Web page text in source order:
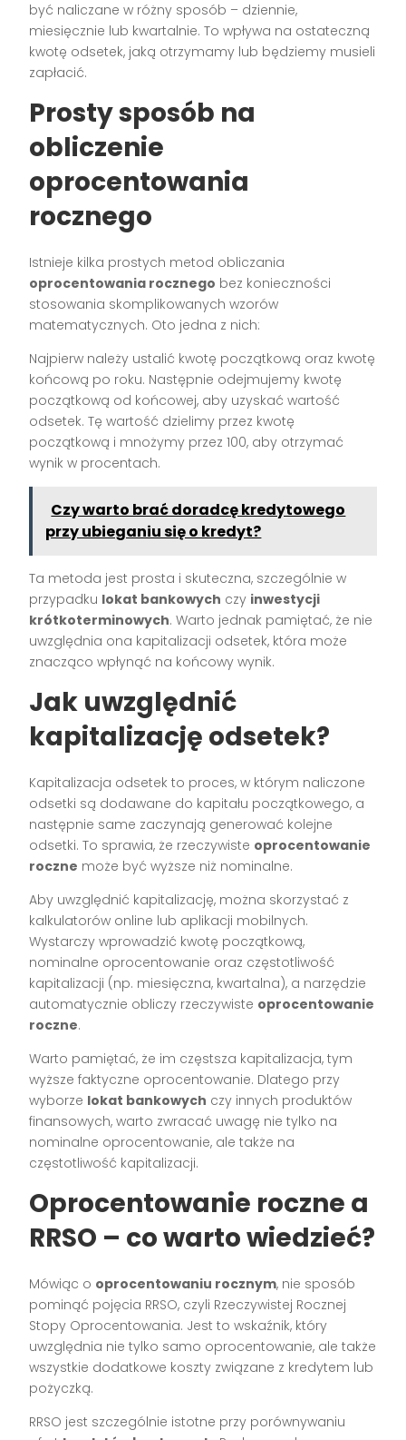
być naliczane w różny sposób – dziennie,
miesięcznie lub kwartalnie. To wpływa na ostateczną
kwotę odsetek, jaką otrzymamy lub będziemy musieli
zapłacić.
Prosty sposób na
obliczenie
oprocentowania
rocznego
Istnieje kilka prostych metod obliczania
oprocentowania rocznego bez konieczności
stosowania skomplikowanych wzorów
matematycznych. Oto jedna z nich:
Najpierw należy ustalić kwotę początkową oraz kwotę
końcową po roku. Następnie odejmujemy kwotę
początkową od końcowej, aby uzyskać wartość
odsetek. Tę wartość dzielimy przez kwotę
początkową i mnożymy przez 100, aby otrzymać
wynik w procentach.
Czy warto brać doradcę kredytowego
przy ubieganiu się o kredyt?
Ta metoda jest prosta i skuteczna, szczególnie w
przypadku lokat bankowych czy inwestycji
krótkoterminowych. Warto jednak pamiętać, że nie
uwzględnia ona kapitalizacji odsetek, która może
znacząco wpłynąć na końcowy wynik.
Jak uwzględnić
kapitalizację odsetek?
Kapitalizacja odsetek to proces, w którym naliczone
odsetki są dodawane do kapitału początkowego, a
następnie same zaczynają generować kolejne
odsetki. To sprawia, że rzeczywiste oprocentowanie
roczne może być wyższe niż nominalne.
Aby uwzględnić kapitalizację, można skorzystać z
kalkulatorów online lub aplikacji mobilnych.
Wystarczy wprowadzić kwotę początkową,
nominalne oprocentowanie oraz częstotliwość
kapitalizacji (np. miesięczna, kwartalna), a narzędzie
automatycznie obliczy rzeczywiste oprocentowanie
roczne.
Warto pamiętać, że im częstsza kapitalizacja, tym
wyższe faktyczne oprocentowanie. Dlatego przy
wyborze lokat bankowych czy innych produktów
finansowych, warto zwracać uwagę nie tylko na
nominalne oprocentowanie, ale także na
częstotliwość kapitalizacji.
Oprocentowanie roczne a
RRSO – co warto wiedzieć?
Mówiąc o oprocentowaniu rocznym, nie sposób
pominąć pojęcia RRSO, czyli Rzeczywistej Rocznej
Stopy Oprocentowania. Jest to wskaźnik, który
uwzględnia nie tylko samo oprocentowanie, ale także
wszystkie dodatkowe koszty związane z kredytem lub
pożyczką.
RRSO jest szczególnie istotne przy porównywaniu